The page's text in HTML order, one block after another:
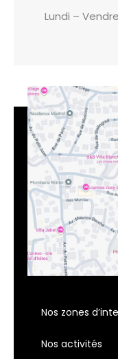
Lundi –
Nos zones
Nos activités